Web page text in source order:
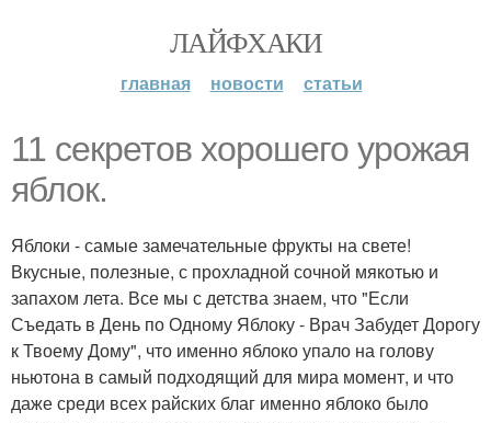
ЛАЙФХАКИ
главная новости статьи
11 секретов хорошего урожая
яблок.
Яблоки - самые замечательные фрукты на свете!
Вкусные, полезные, с прохладной сочной мякотью и
запахом лета. Все мы с детства знаем, что "Если
Съедать в День по Одному Яблоку - Врач Забудет Дорогу
к Твоему Дому", что именно яблоко упало на голову
ньютона в самый подходящий для мира момент, и что
даже среди всех райских благ именно яблоко было